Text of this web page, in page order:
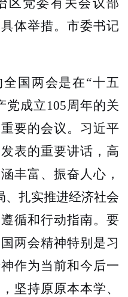
区党委有关会议部
体举措。市委书记
国两会是在“十五
党成立105周年的关
要的会议。习近平
表的重要讲话，高
丰富、振奋人心，
、扎实推进经济社会
循和行动指南。要
两会精神特别是习
作为当前和今后一
坚持原原本本学、